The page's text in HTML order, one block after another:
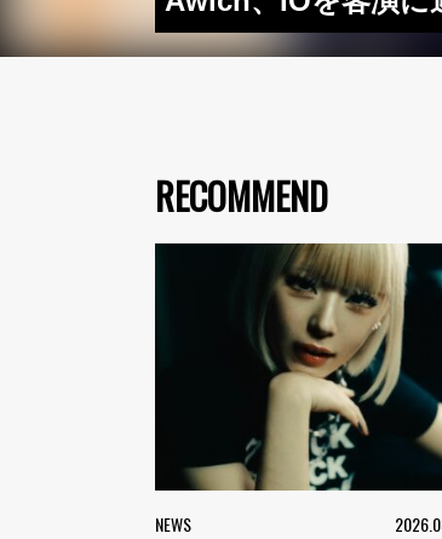
RECOMMEND
NEWS